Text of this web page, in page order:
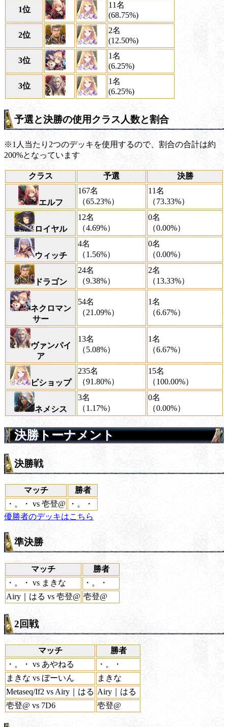
1位
11名
(68.75%)
2位
2名
(12.50%)
3位
1名
(6.25%)
3位
1名
(6.25%)
予選と決勝の使用クラス人数と割合
※1人当たり2つのデッキを使用するので、割合の合計は約
200%となっています
クラス 予選 決勝
エルフ
167名
（65.23%）
11名
（73.33%）
ロイヤル
12名
（4.69%）
0名
（0.00%）
ウィッチ
4名
（1.56%）
0名
（0.00%）
ドラゴン
24名
（9.38%）
2名
（13.33%）
ネクロマン
サー
54名
（21.09%）
1名
（6.67%）
ヴァンパイ
ア
13名
（5.08%）
1名
（6.67%）
ビショップ
235名
（91.80%）
15名
（100.00%）
ネメシス
3名
（1.17%）
0名
（0.00%）
決勝トーナメント
決勝戦
マッチ
勝者
・。・ vs 壱登@
・。・
優勝者のデッキはこちら
準決勝
マッチ
勝者
・。・ vs まきな
・。・
Airy｜はる vs 壱登@ 壱登@
2回戦
マッチ
勝者
・。・ vs あやねる
・。・
まきな vs ぼーいん
まきな
Metaseq/If2 vs Airy｜はる Airy｜はる
壱登@ vs 7D6
壱登@